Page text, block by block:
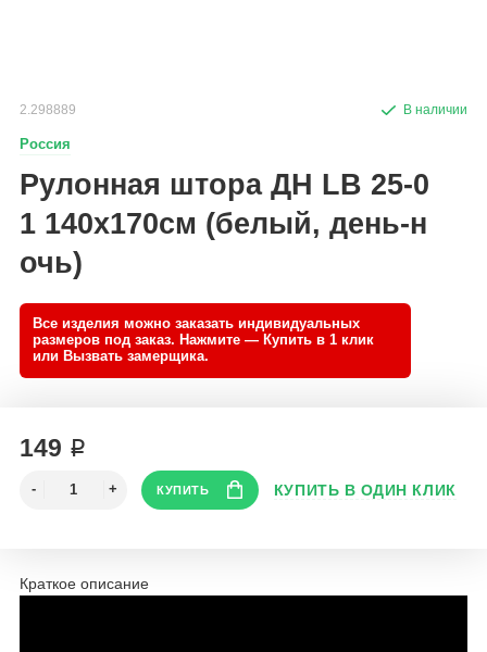
2.298889
Россия
Рулонная штора ДН LB 25-0
1 140х170см (белый, день-н
очь)
149 ₽
Краткое описание